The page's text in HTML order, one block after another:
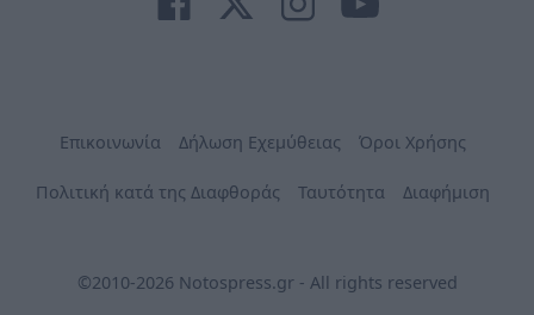
Επικοινωνία Δήλωση Εχεμύθειας Όροι Χρήσης
Πολιτική κατά της Διαφθοράς Ταυτότητα Διαφήμιση
©2010-2026 Notospress.gr - All rights reserved